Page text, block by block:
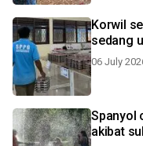
Korwil
sedang
06 July
Spanyol
akibat